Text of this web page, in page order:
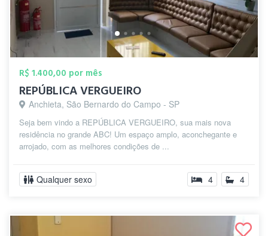
R$ 1.400,00 por mês
REPÚBLICA VERGUEIRO
Anchieta, São Bernardo do Campo - SP
Seja bem vindo a REPÚBLICA VERGUEIRO, sua mais nova
residência no grande ABC! Um espaço amplo, aconchegante e
arrojado, com as melhores condições de ...
Qualquer sexo 4 4